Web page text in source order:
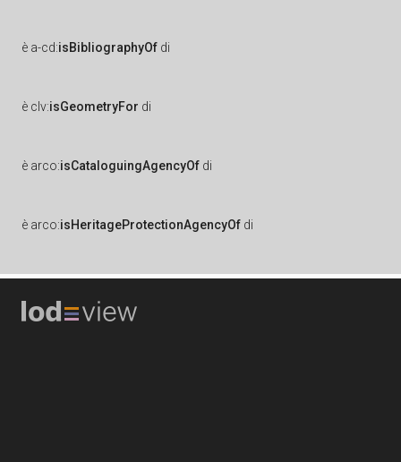
è a-cd:isBibliographyOf di
è clv:isGeometryFor di
è arco:isCataloguingAgencyOf di
è arco:isHeritageProtectionAgencyOf di